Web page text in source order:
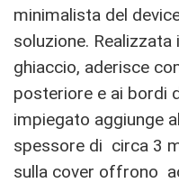
minimalista del
soluzione.
ghiaccio, aderisce
posteriore e ai bordi
impiegato aggiunge
spessore di circa 3
sulla cover offrono